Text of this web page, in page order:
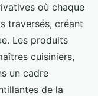
où chaque
traversés, créant
Les produits
cuisiniers,
un cadre
de la